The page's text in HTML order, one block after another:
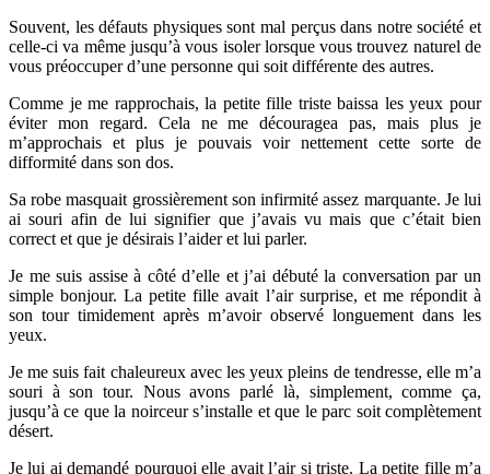
Souvent, les défauts physiques sont mal perçus dans notre société et
celle-ci va même jusqu’à vous isoler lorsque vous trouvez naturel de
vous préoccuper d’une personne qui soit différente des autres.
Comme je me rapprochais, la petite fille triste baissa les yeux pour
éviter mon regard. Cela ne me découragea pas, mais plus je
m’approchais et plus je pouvais voir nettement cette sorte de
difformité dans son dos.
Sa robe masquait grossièrement son infirmité assez marquante. Je lui
ai souri afin de lui signifier que j’avais vu mais que c’était bien
correct et que je désirais l’aider et lui parler.
Je me suis assise à côté d’elle et j’ai débuté la conversation par un
simple bonjour. La petite fille avait l’air surprise, et me répondit à
son tour timidement après m’avoir observé longuement dans les
yeux.
Je me suis fait chaleureux avec les yeux pleins de tendresse, elle m’a
souri à son tour. Nous avons parlé là, simplement, comme ça,
jusqu’à ce que la noirceur s’installe et que le parc soit complètement
désert.
Je lui ai demandé pourquoi elle avait l’air si triste. La petite fille m’a